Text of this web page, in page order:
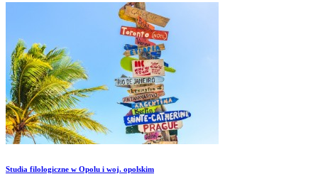
Studia filologiczne w Opolu i woj. opolskim